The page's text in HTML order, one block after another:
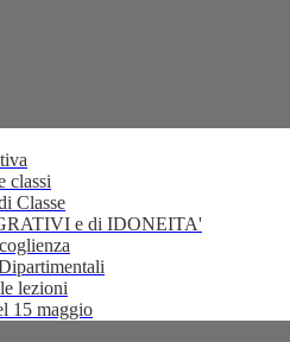
classi
Classe
e di IDONEITA'
lezioni
15 maggio